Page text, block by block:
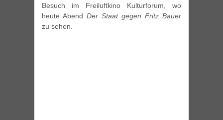
Besuch im Freiluftkino Kulturforum, wo
heute Abend Der Staat gegen Fritz Bauer
zu sehen.